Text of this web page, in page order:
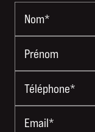
Nom*
Prénom
Téléphone*
Email*